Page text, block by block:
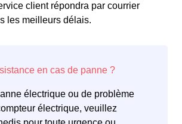
client répondra par courrier
les meilleurs délais.
électrique ou de problème
électrique, veuillez